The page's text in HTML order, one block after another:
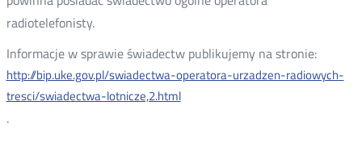
radiotelefonisty.
Informacje w sprawie świadectw publikujemy na stronie:
http://bip.uke.gov.pl/swiadectwa-operatora-urzadzen-radiowych-
tresci/swiadectwa-lotnicze,2.html
.